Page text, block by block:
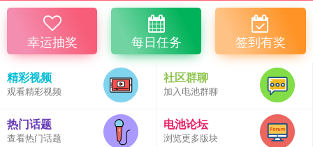
幸运抽奖 每日任务 签到有奖
精彩视频
观看精彩视频
社区群聊
加入电池群聊
热门话题
查看热门话题
电池论坛
浏览更多版块